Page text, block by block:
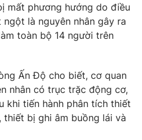
mất phương hướng do điều
là nguyên nhân gây ra
toàn bộ 14 người trên
Ấn Độ cho biết, cơ quan
nhân có trục trặc động cơ,
khi tiến hành phân tích thiết
thiết bị ghi âm buồng lái và